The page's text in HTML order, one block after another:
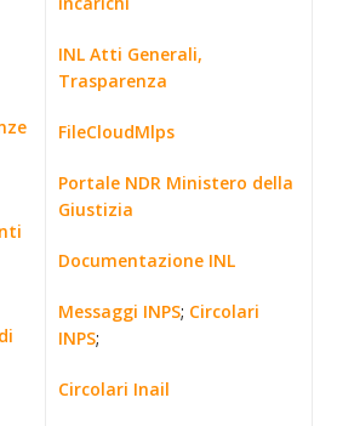
INL Atti Generali,
Trasparenza
FileCloudMlps
Portale NDR Ministero della
Giustizia
Documentazione INL
Messaggi INPS; Circolari
INPS;
Circolari Inail